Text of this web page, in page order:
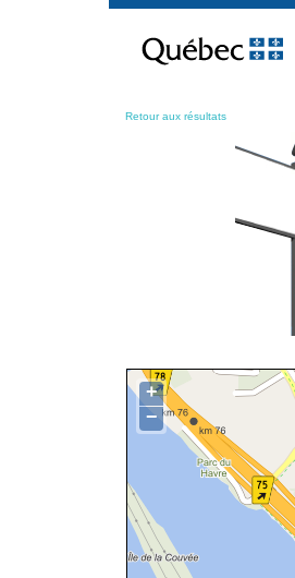
contenu
Retour aux résultats
+
−